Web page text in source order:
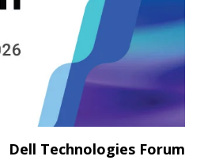
Dell Technologies Forum